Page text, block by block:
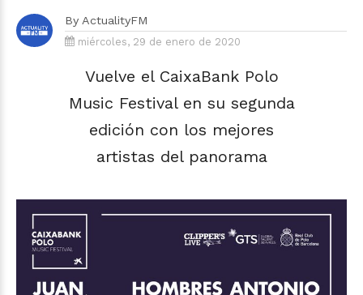
By ActualityFM
miércoles, 29 de enero de 2020
Vuelve el CaixaBank Polo
Music Festival en su segunda
edición con los mejores
artistas del panorama